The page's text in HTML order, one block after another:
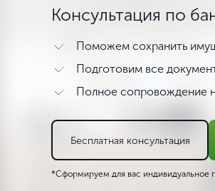
Консультация по
Поможем сохранить
Подготовим все
Полное сопровождение
Бесплатная консультация
*Сформируем для вас